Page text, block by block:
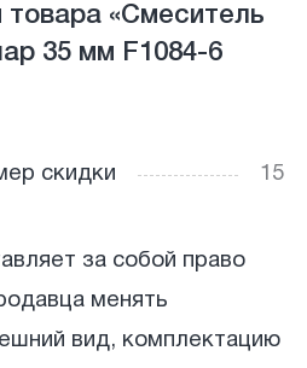
товара «Смеситель
35 мм F1084-6
скидки 15
за собой право
менять
вид, комплектацию